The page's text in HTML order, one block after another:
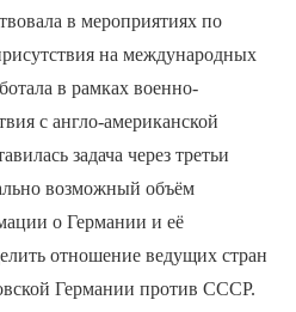
в мероприятиях по
на международных
в рамках военно-
с англо-американской
задача через третьи
возможный объём
о Германии и её
отношение ведущих стран
Германии против СССР.